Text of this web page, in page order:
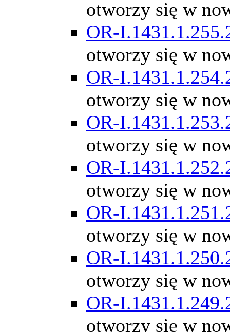
otworzy się w
OR-
otworzy się w
OR-
otworzy się w
OR-
otworzy się w
OR-
otworzy się w
OR-
otworzy się w
OR-
otworzy się w
OR-
otworzy się w